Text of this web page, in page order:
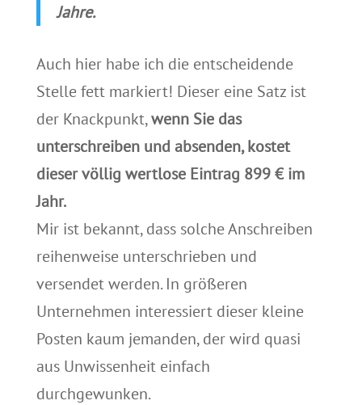
Jahre.
Auch hier habe ich die entscheidende
Stelle fett markiert! Dieser eine Satz ist
der Knackpunkt,wenn Sie das
unterschreiben und absenden, kostet
dieser völlig wertlose Eintrag 899 € im
Jahr.
Mir ist bekannt, dass solche Anschreiben
reihenweise unterschrieben und
versendet werden. In größeren
Unternehmen interessiert dieser kleine
Posten kaum jemanden, der wird quasi
aus Unwissenheit einfach
durchgewunken.